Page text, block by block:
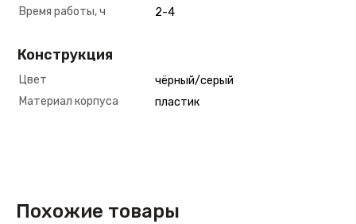
Время работы, ч
2-4
Конструкция
Цвет
чёрный/серый
Материал корпуса
пластик
Похожие товары